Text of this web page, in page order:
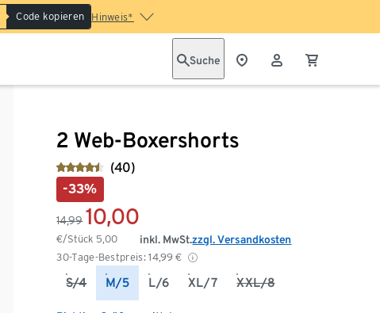
Code kopieren Hinweis*
Suche
2 Web-Boxershorts
(40)
-33%
14,99 10,00
€/Stück 5,00
30-Tage-Bestpreis: 14,99 €
inkl. MwSt.zzgl. Versandkosten
S/4 M/5 L/6 XL/7 XXL/8